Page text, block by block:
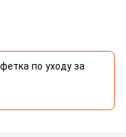
по уходу за